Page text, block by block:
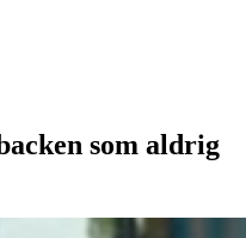
som aldrig